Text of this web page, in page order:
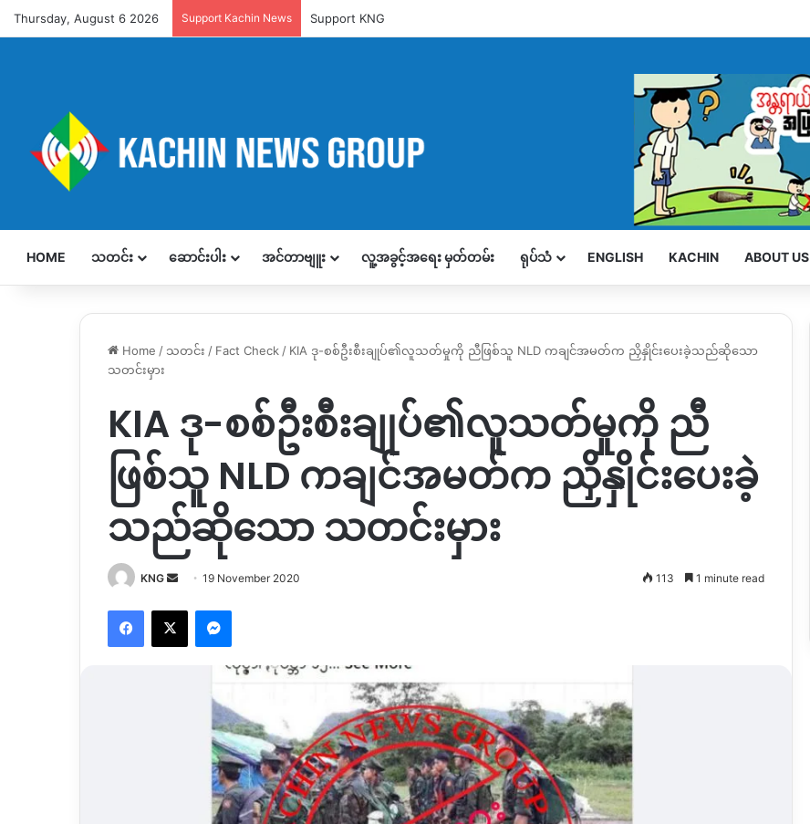
Thursday, August 6 2026 Support Kachin News Support KNG
HOME သတင်း ဆောင်းပါး အင်တာဗျူး လူ့အခွင့်အရေး မှတ်တမ်း ရုပ်သံ ENGLISH KACHIN ABOUT US
Home / သတင်း / Fact Check / KIA ဒု-စစ်ဦးစီးချုပ်၏လူသတ်မှုကို ညီဖြစ်သူ NLD ကချင်အမတ်က ညှိနှိုင်းပေးခဲ့သည်ဆိုသော
သတင်းမှား
KIA ဒု-စစ်ဦးစီးချုပ်၏လူသတ်မှုကို ညီ
ဖြစ်သူ NLD ကချင်အမတ်က ညှိနှိုင်းပေးခဲ့
သည်ဆိုသော သတင်းမှား
KNG
Send19 November 2020 113 1 minute read
Facebook
X Messenger